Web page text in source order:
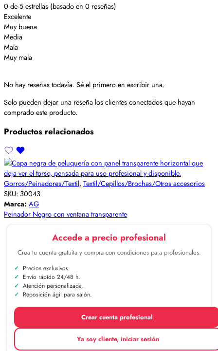
0 de 5 estrellas (basado en 0 reseñas)
Excelente
Muy buena
Media
Mala
Muy mala
No hay reseñas todavía. Sé el primero en escribir una.
Solo pueden dejar una reseña los clientes conectados que hayan
comprado este producto.
Productos relacionados
Gorros/Peinadores/Textil, Textil/Cepillos/Brochas/Otros accesorios
SKU: 30043
Marca: AG
Peinador Negro con ventana transparente
Accede a precio profesional
Crea tu cuenta gratuita y compra con condiciones para profesionales.
Precios exclusivos.
Envío rápido 24/48 h.
Atención personalizada.
Reposición ágil para salón.
Crear cuenta profesional
Ya soy cliente, iniciar sesión